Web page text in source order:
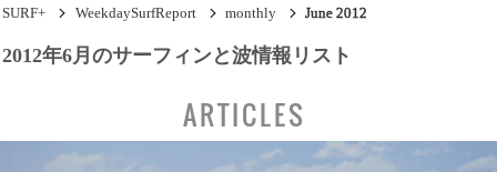
Video Logs
SURF+ WeekdaySurfReport monthly June 2012
2012年6月のサーフィンと波情報リスト
ARTICLES